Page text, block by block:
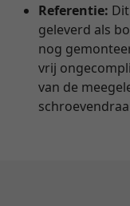
Referentie:
geleverd als
nog
vrij
van de